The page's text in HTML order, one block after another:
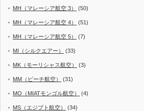
MH（マレーシア航空 3） (50)
MH（マレーシア航空 4） (51)
MH（マレーシア航空 5） (7)
MI（シルクエアー） (33)
MK（モーリシャス航空） (3)
MM（ピーチ航空） (31)
MO（MIATモンゴル航空） (4)
MS（エジプト航空） (34)